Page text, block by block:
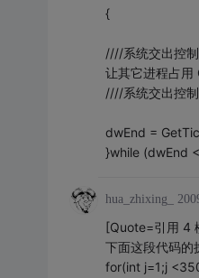
{
////系统交出控
让其它进程占用
////系统交出控
dwEnd =
}while (dwEnd
hua_zhixing_
[Quote=引用 4
下面这段代码的
for(int j=1;j